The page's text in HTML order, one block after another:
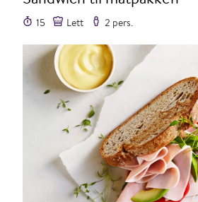
15 Lett 2 pers.